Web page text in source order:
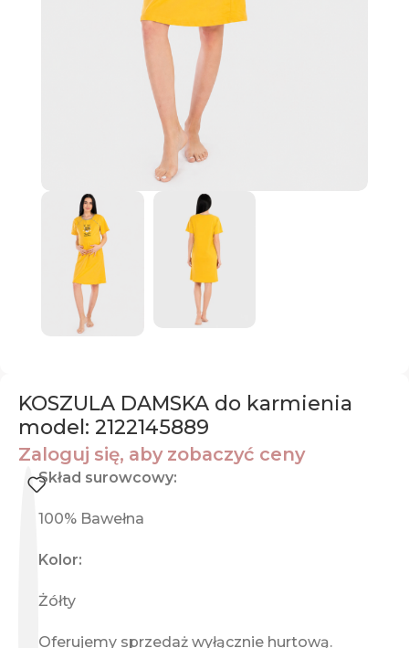
KOSZULA DAMSKA do karmienia
model: 2122145889
Zaloguj się, aby zobaczyć ceny
Skład surowcowy:
100% Bawełna
Kolor:
Żółty
Oferujemy sprzedaż wyłącznie hurtową.